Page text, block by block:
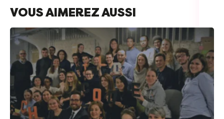
VOUS AIMEREZ AUSSI